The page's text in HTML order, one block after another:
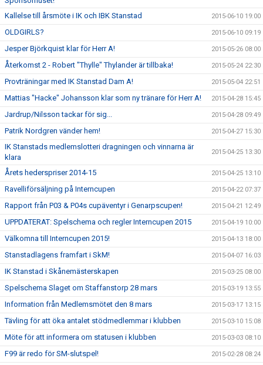
Kallelse till årsmöte i IK och IBK Stanstad
2015-06-10 19:00
OLDGIRLS? 2015-06-10 09:19
Jesper Björkquist klar för Herr A! 2015-05-26 08:00
Återkomst 2 - Robert "Thylle" Thylander är tillbaka! 2015-05-24 22:30
Provträningar med IK Stanstad Dam A! 2015-05-04 22:51
Mattias "Hacke" Johansson klar som ny tränare för Herr A! 2015-04-28 15:45
Jardrup/Nilsson tackar för sig... 2015-04-28 09:49
Patrik Nordgren vänder hem! 2015-04-27 15:30
IK Stanstads medlemslotteri dragningen och vinnarna är
klara
2015-04-25 13:30
Årets hederspriser 2014-15 2015-04-25 13:10
Ravelliförsäljning på Interncupen 2015-04-22 07:37
Rapport från P03 & P04s cupäventyr i Genarpscupen! 2015-04-21 12:49
UPPDATERAT: Spelschema och regler Interncupen 2015 2015-04-19 10:00
Välkomna till Interncupen 2015! 2015-04-13 18:00
Stanstadlagens framfart i SkM! 2015-04-07 16:03
IK Stanstad i Skånemästerskapen 2015-03-25 08:00
Spelschema Slaget om Staffanstorp 28 mars 2015-03-19 13:55
Information från Medlemsmötet den 8 mars 2015-03-17 13:15
Tävling för att öka antalet stödmedlemmar i klubben 2015-03-10 15:08
Möte för att informera om statusen i klubben 2015-03-03 08:10
F99 är redo för SM-slutspel! 2015-02-28 08:24